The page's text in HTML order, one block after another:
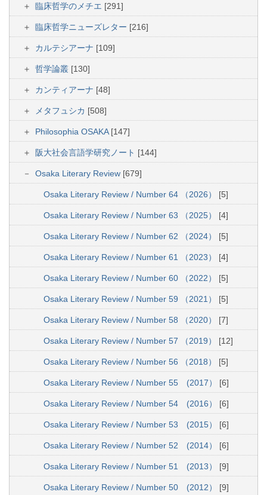
臨床哲学のメチエ [291]
臨床哲学ニューズレター [216]
カルテシアーナ [109]
哲学論叢 [130]
カンティアーナ [48]
メタフュシカ [508]
Philosophia OSAKA [147]
阪大社会言語学研究ノート [144]
Osaka Literary Review [679]
Osaka Literary Review / Number 64 （2026） [5]
Osaka Literary Review / Number 63 （2025） [4]
Osaka Literary Review / Number 62 （2024） [5]
Osaka Literary Review / Number 61 （2023） [4]
Osaka Literary Review / Number 60 （2022） [5]
Osaka Literary Review / Number 59 （2021） [5]
Osaka Literary Review / Number 58 （2020） [7]
Osaka Literary Review / Number 57 （2019） [12]
Osaka Literary Review / Number 56 （2018） [5]
Osaka Literary Review / Number 55 (2017） [6]
Osaka Literary Review / Number 54 (2016） [6]
Osaka Literary Review / Number 53 (2015） [6]
Osaka Literary Review / Number 52 (2014） [6]
Osaka Literary Review / Number 51 (2013） [9]
Osaka Literary Review / Number 50 (2012） [9]